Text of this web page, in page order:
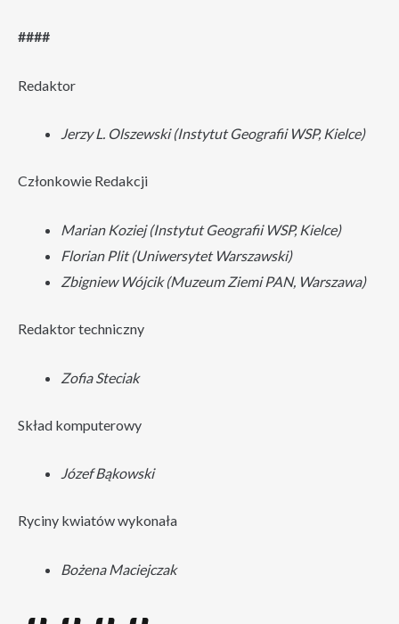
####
Redaktor
Jerzy L. Olszewski (Instytut Geografii WSP, Kielce)
Członkowie Redakcji
Marian Koziej (Instytut Geografii WSP, Kielce)
Florian Plit (Uniwersytet Warszawski)
Zbigniew Wójcik (Muzeum Ziemi PAN, Warszawa)
Redaktor techniczny
Zofia Steciak
Skład komputerowy
Józef Bąkowski
Ryciny kwiatów wykonała
Bożena Maciejczak